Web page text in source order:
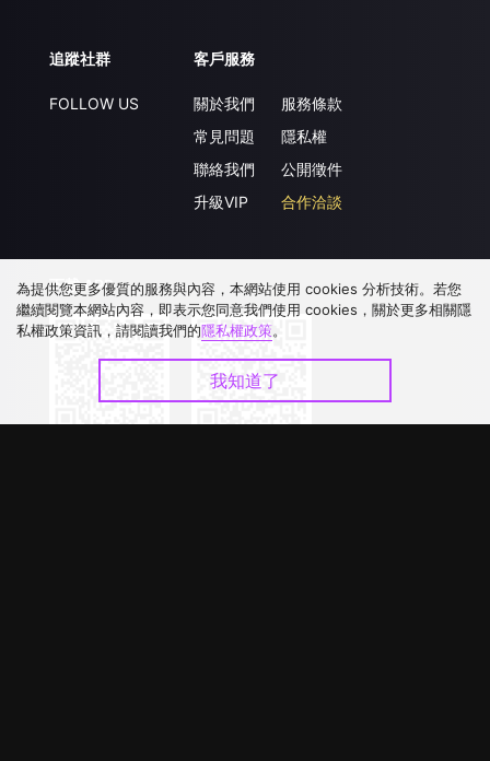
追蹤社群
FOLLOW US
客戶服務
關於我們
常見問題
聯絡我們
升級VIP
服務條款
隱私權
公開徵件
合作洽談
下載 APP
為提供您更多優質的服務與內容，本網站使用 cookies 分析技術。若您
繼續閱覽本網站內容，即表示您同意我們使用 cookies，關於更多相關隱
私權政策資訊，請閱讀我們的隱私權政策。
我知道了